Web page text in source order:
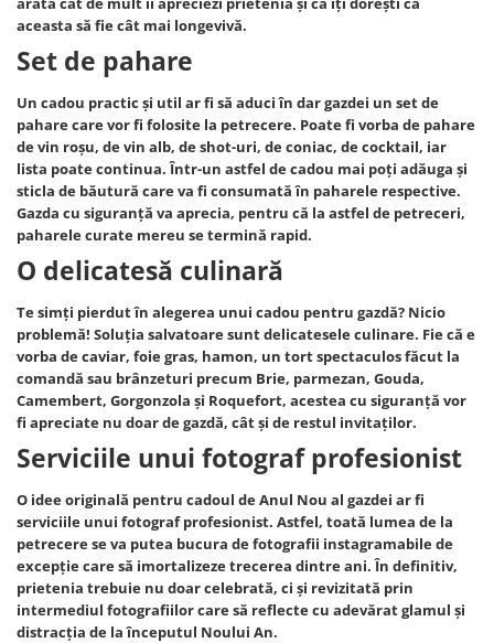
aceasta să fie cât mai longevivă.
Set de pahare
Un cadou practic și util ar fi să aduci în dar gazdei un set de
pahare care vor fi folosite la petrecere. Poate fi vorba de pahare
de vin roșu, de vin alb, de shot-uri, de coniac, de cocktail, iar
lista poate continua. Într-un astfel de cadou mai poți adăuga și
sticla de băutură care va fi consumată în paharele respective.
Gazda cu siguranță va aprecia, pentru că la astfel de petreceri,
paharele curate mereu se termină rapid.
O delicatesă culinară
Te simți pierdut în alegerea unui cadou pentru gazdă? Nicio
problemă! Soluția salvatoare sunt delicatesele culinare. Fie că e
vorba de caviar, foie gras, hamon, un tort spectaculos făcut la
comandă sau brânzeturi precum Brie, parmezan, Gouda,
Camembert, Gorgonzola și Roquefort, acestea cu siguranță vor
fi apreciate nu doar de gazdă, cât și de restul invitaților.
Serviciile unui fotograf profesionist
O idee originală pentru cadoul de Anul Nou al gazdei ar fi
serviciile unui fotograf profesionist. Astfel, toată lumea de la
petrecere se va putea bucura de fotografii instagramabile de
excepție care să imortalizeze trecerea dintre ani. În definitiv,
prietenia trebuie nu doar celebrată, ci și revizitată prin
intermediul fotografiilor care să reflecte cu adevărat glamul și
distracția de la începutul Noului An.